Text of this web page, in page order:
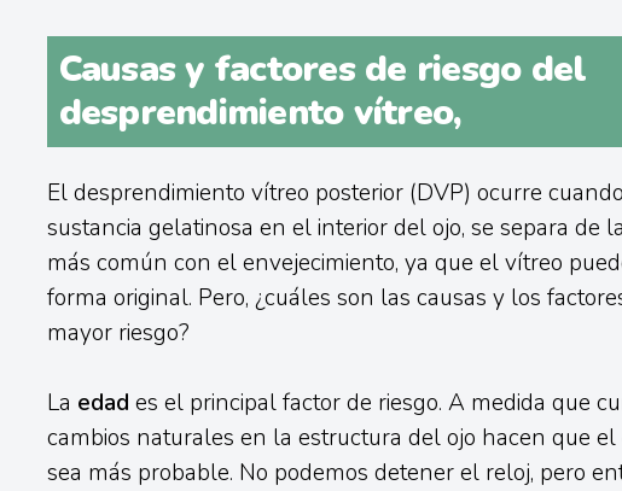
Causas y factores de riesgo del
desprendimiento vítreo,
El desprendimiento vítreo posterior (DVP) ocurre
sustancia gelatinosa en el interior del ojo, se separa de
más común con el envejecimiento, ya que el vítreo
forma original. Pero, ¿cuáles son las causas y los
mayor riesgo?
La edad es el principal factor de riesgo. A medida que
cambios naturales en la estructura del ojo hacen que
sea más probable. No podemos detener el reloj, pero